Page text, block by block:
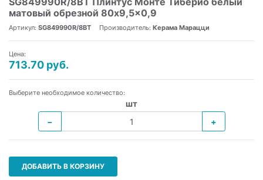
матовый обрезной 80x9,5x0,9
Артикул: SG849990R/8BT Производитель: Керама Марацци
Цена:
713.70 руб.
Выберите необходимое количество:
шт
−
+
ДОБАВИТЬ В КОРЗИНУ